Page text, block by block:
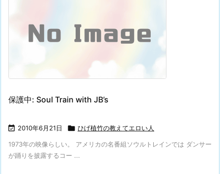
保護中: Soul Train with JB’s
 2010年6月21日  ひげ植竹の教えてエロい人
1973年の映像らしい。 アメリカの名番組ソウルトレインでは ダンサー
が踊りを披露するコー ...